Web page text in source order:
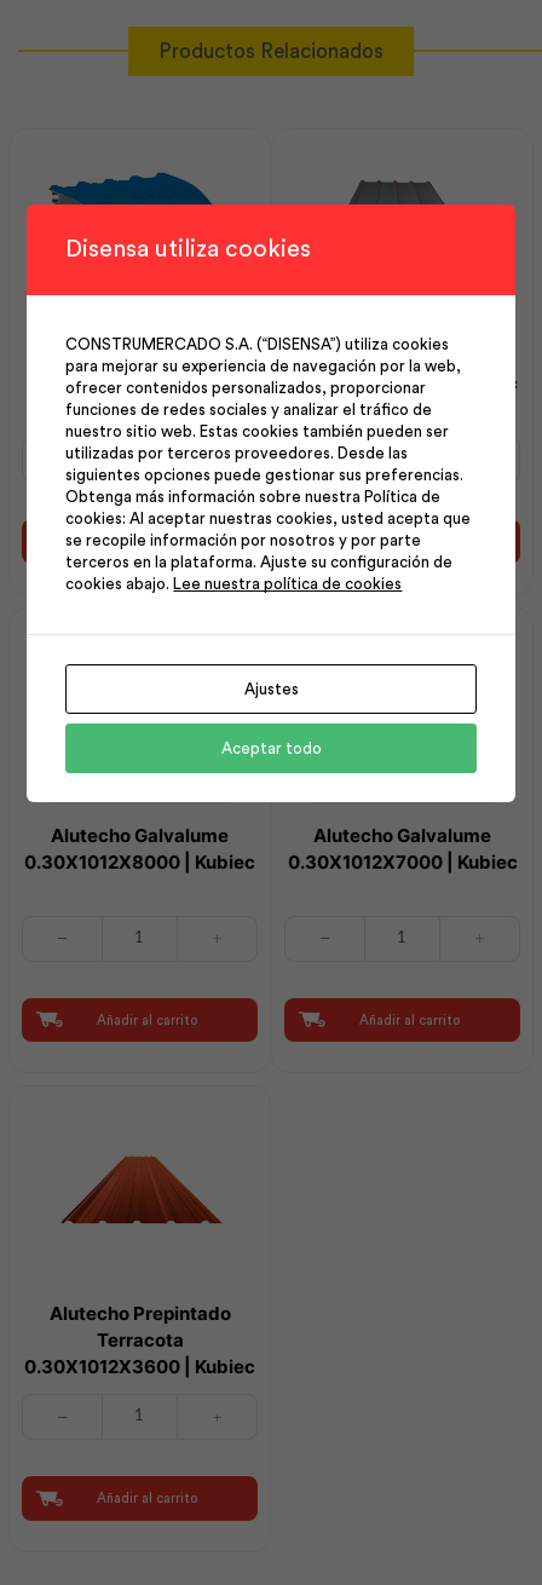
Productos Relacionados
Terminal Curvo Alutecho
0.30x 1012 x 120 | Kubiec
Terminal
Alutecho
x
Kubiec
Añadir al carrito
Alutecho Galvalume
0.30X1012X4800 | Kubiec
Alutecho
Galvalume
0.30X1012X4800
|
Kubiec
cantidad
Añadir al carrito
Alutecho Galvalume
0.30X1012X8000 | Kubiec
Kubiec
cantidad
Añadir al carrito
Alutecho Galvalume
0.30X1012X7000 | Kubiec
Kubiec
cantidad
Añadir al carrito
Alutecho Prepintado
Terracota
0.30X1012X3600 | Kubiec
0.30X1012X3600
Kubiec
Añadir al carrito
Disensa utiliza cookies
CONSTRUMERCADO S.A. (“DISENSA”) utiliza cookies
para mejorar su experiencia de navegación por la web,
ofrecer contenidos personalizados, proporcionar
funciones de redes sociales y analizar el tráfico de
nuestro sitio web. Estas cookies también pueden ser
utilizadas por terceros proveedores. Desde las
siguientes opciones puede gestionar sus preferencias.
Obtenga más información sobre nuestra Política de
cookies: Al aceptar nuestras cookies, usted acepta que
se recopile información por nosotros y por parte
terceros en la plataforma. Ajuste su configuración de
cookies abajo. Lee nuestra política de cookies
Ajustes
Aceptar todo